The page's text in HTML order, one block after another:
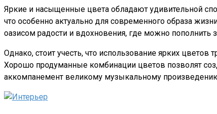
Яркие и насыщенные цвета обладают удивительной
что особенно актуально для современного образа
оазисом радости и вдохновения, где можно пополнить
Однако, стоит учесть, что использование ярких
Хорошо продуманные комбинации цветов позволят
аккомпанемент великому музыкальному